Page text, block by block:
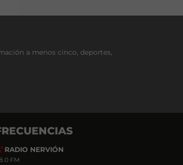
a menos cinco, deportes,
RADIO NERVIÓN
FM